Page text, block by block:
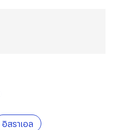
อิสราเอล